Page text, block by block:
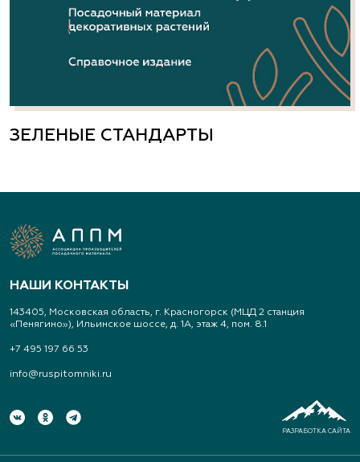
ЗЕЛЕНЫЕ СТАНДАРТЫ
НАШИ КОНТАКТЫ
143405, Московская область, г. Красногорск (МЦД 2 станция
«Пенягино»), Ильинское шоссе, д. 1А, этаж 4, пом. 8.1
+7 495 197 66 53
info@ruspitomniki.ru
РАЗРАБОТКА САЙТА